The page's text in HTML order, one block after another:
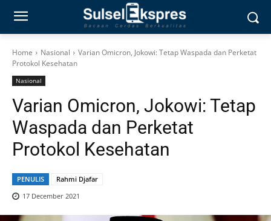
Home Nasional
Varian Omicron, Jokowi: Tetap Waspada dan Perketat
Protokol Kesehatan
Nasional
Varian Omicron, Jokowi: Tetap
Waspada dan Perketat
Protokol Kesehatan
PENULIS
Rahmi Djafar
17 December 2021